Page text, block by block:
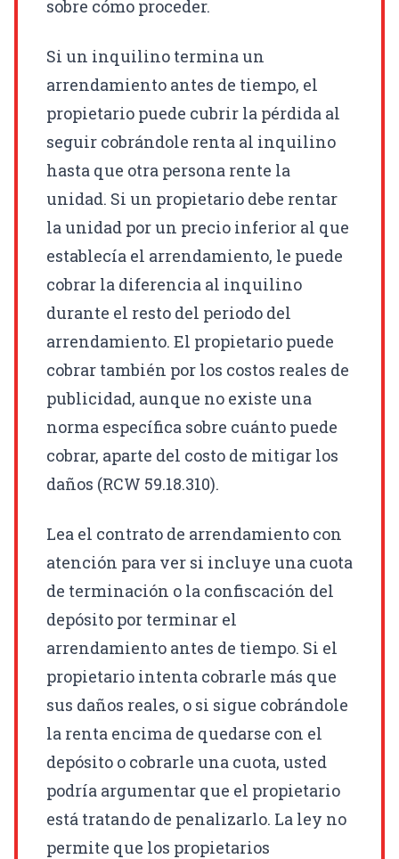
sobre cómo proceder.
Si un inquilino termina un
arrendamiento antes de tiempo, el
propietario puede cubrir la pérdida al
seguir cobrándole renta al inquilino
hasta que otra persona rente la
unidad. Si un propietario debe rentar
la unidad por un precio inferior al que
establecía el arrendamiento, le puede
cobrar la diferencia al inquilino
durante el resto del periodo del
arrendamiento. El propietario puede
cobrar también por los costos reales de
publicidad, aunque no existe una
norma específica sobre cuánto puede
cobrar, aparte del costo de mitigar los
daños (RCW 59.18.310).
Lea el contrato de arrendamiento con
atención para ver si incluye una cuota
de terminación o la confiscación del
depósito por terminar el
arrendamiento antes de tiempo. Si el
propietario intenta cobrarle más que
sus daños reales, o si sigue cobrándole
la renta encima de quedarse con el
depósito o cobrarle una cuota, usted
podría argumentar que el propietario
está tratando de penalizarlo. La ley no
permite que los propietarios